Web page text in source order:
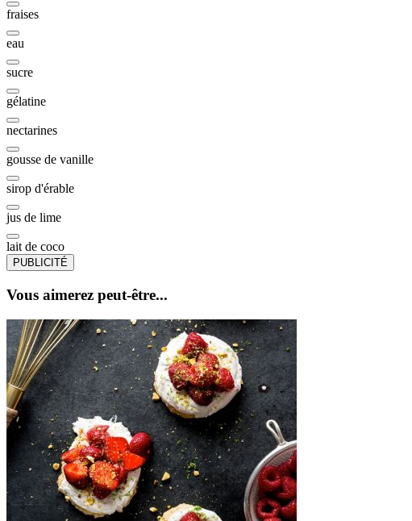
fraises
eau
sucre
gélatine
nectarines
gousse de vanille
sirop d'érable
jus de lime
lait de coco
PUBLICITÉ
Vous aimerez peut-être...